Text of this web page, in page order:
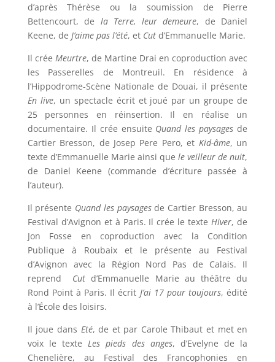
d’après Thérèse ou la soumission de Pierre
Bettencourt, de la Terre, leur demeure, de Daniel
Keene, de J’aime pas l’été, et Cutd’Emmanuelle Marie.
Il crée Meurtre, de Martine Drai en coproduction avec
les Passerelles de Montreuil. En résidence à
l’Hippodrome-Scène Nationale de Douai, il présente
En live, un spectacle écrit et joué par un groupe de
25 personnes en réinsertion. Il en réalise un
documentaire. Il crée ensuite Quand les paysages de
Cartier Bresson, de Josep Pere Pero, et Kid-âme, un
texte d’Emmanuelle Marie ainsi quele veilleur de nuit,
de Daniel Keene (commande d’écriture passée à
l’auteur).
Il présente Quand les paysagesde Cartier Bresson, au
Festival d’Avignon et à Paris. Il crée le texte Hiver, de
Jon Fosse en coproduction avec la Condition
Publique à Roubaix et le présente au Festival
d’Avignon avec la Région Nord Pas de Calais. Il
reprend Cutd’Emmanuelle Marie au théâtre du
Rond Point à Paris. Il écrit J’ai 17 pour toujours, édité
à l’École des loisirs.
Il joue dans Eté, de et par Carole Thibaut et met en
voix le texte Les pieds des anges, d’Evelyne de la
Chenelière, au Festival des Francophonies en